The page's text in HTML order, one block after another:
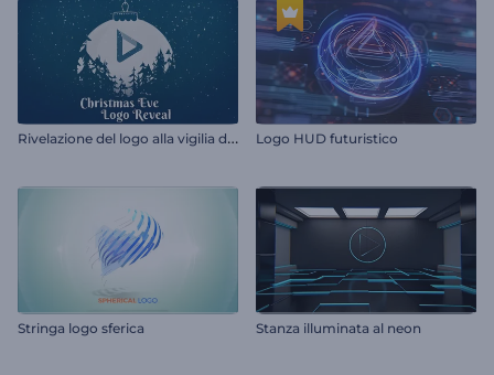
R
ivelazione del logo alla vigilia di Natale Logo HUD futuristico
Stringa logo sferica Stanza illuminata al neon